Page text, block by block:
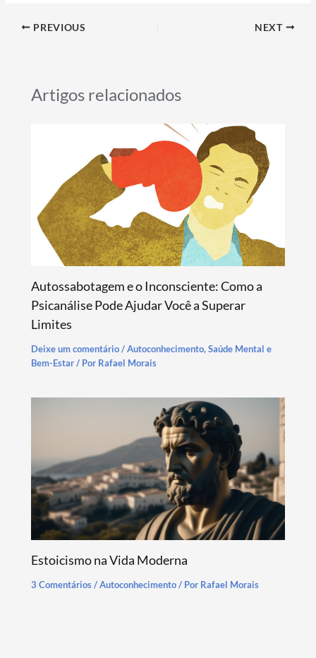
e
o
k
at
p
p
m
PREVIOUS NEXT
Artigos relacionados
Autossabotagem e o Inconsciente: Como a
Psicanálise Pode Ajudar Você a Superar
Limites
Deixe um comentário /Autoconhecimento,Saúde Mental e
Bem-Estar/ Por Rafael Morais
Estoicismo na Vida Moderna
3 Comentários /Autoconhecimento/ Por Rafael Morais